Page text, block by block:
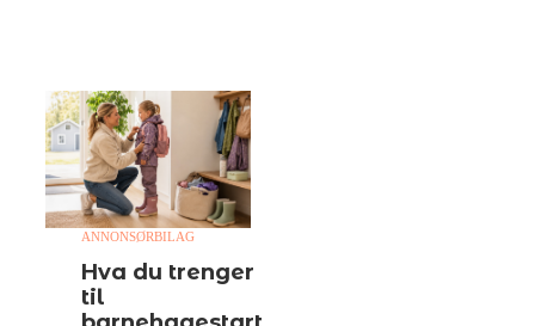
ANNONSØRBILAG
Hva du trenger
til